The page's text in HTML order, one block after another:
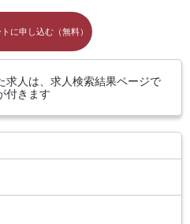
に申し込む（無料）
求人は、求人検索結果ページで
付きます